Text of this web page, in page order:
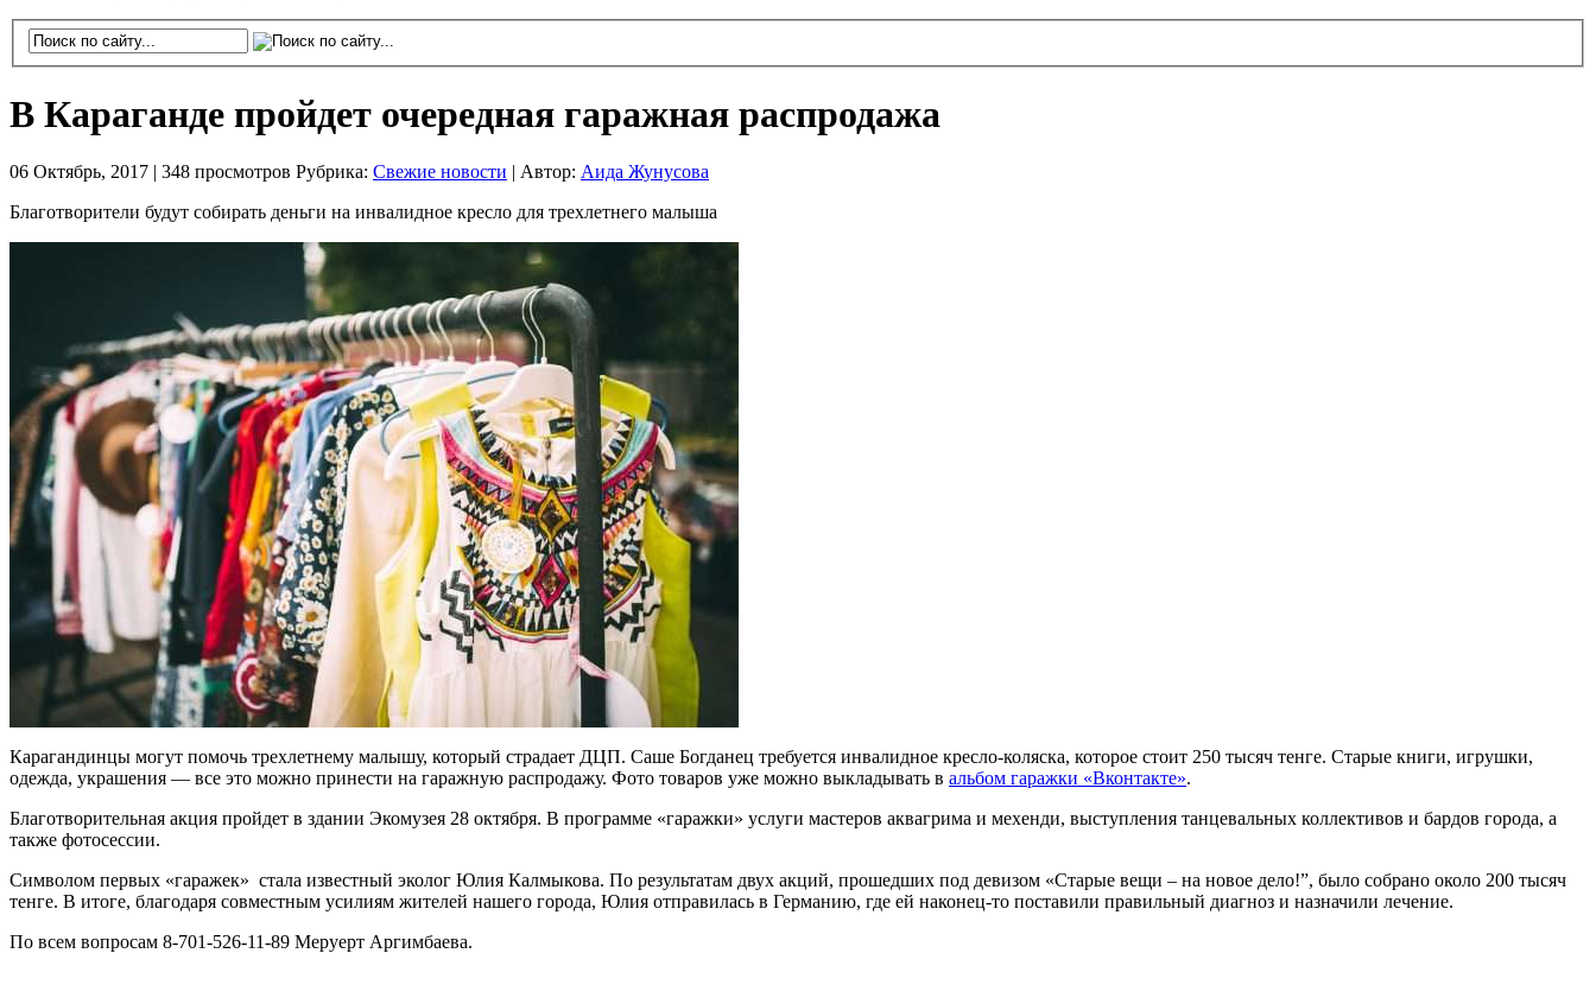
В Караганде пройдет очередная гаражная распродажа
06 Октябрь, 2017 | 348 просмотров Рубрика: Свежие новости Автор: Аида Жунусова
Благотворители будут собирать деньги на инвалидное кресло для трехлетнего малыша
Карагандинцы могут помочь трехлетнему малышу, который страдает ДЦП. Саше Богданец требуется инвалидное кресло-коляска, которое стоит 250 тысяч тенге. Старые книги, игрушки,
одежда, украшения — все это можно принести на гаражную распродажу. Фото товаров уже можно выкладывать в альбом гаражки «Вконтакте».
Благотворительная акция пройдет в здании Экомузея 28 октября. В программе «гаражки» услуги мастеров аквагрима и мехенди, выступления танцевальных коллективов и бардов города, а
также фотосессии.
Символом первых «гаражек» стала известный эколог Юлия Калмыкова. По результатам двух акций, прошедших под девизом «Старые вещи – на новое дело!”, было собрано около 200 тысяч
тенге. В итоге, благодаря совместным усилиям жителей нашего города, Юлия отправилась в Германию, где ей наконец-то поставили правильный диагноз и назначили лечение.
По всем вопросам 8-701-526-11-89 Меруерт Аргимбаева.